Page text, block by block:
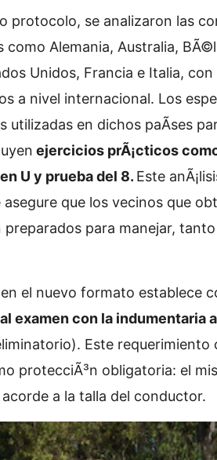
protocolo, se analizaron las
como Alemania, Australia,
Unidos, Francia e Italia,
a nivel internacional. Los
utilizadas en dichos paÃ­ses
ejercicios prÃ¡cticos
U y prueba del 8. Este
que los vecinos que
para manejar,
el nuevo formato establece
examen con la indumentaria
Este requerimiento
protecciÃ³n obligatoria: el
a la talla del conductor.